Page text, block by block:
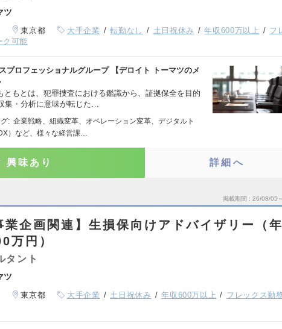
ツ
東京都 大手企業 転勤なし 土日祝休み 年収600万以上
フ
ク可能
プロフェッショナルグループ 【デロイト トーマツのメ
ともとは、犯罪捜査における鑑識から、証拠保全を目的
集・分析に意味が転じた…
: 企業戦略、組織変革、オペレーション変革、デジタルト
）など、様々な経営課…
興味あり 詳細へ
掲載期間 26/08/05
業企画関連】生損保向けアドバイザリー（
万円）
タント
ツ
東京都 大手企業 土日祝休み 年収600万以上
フレックス勤